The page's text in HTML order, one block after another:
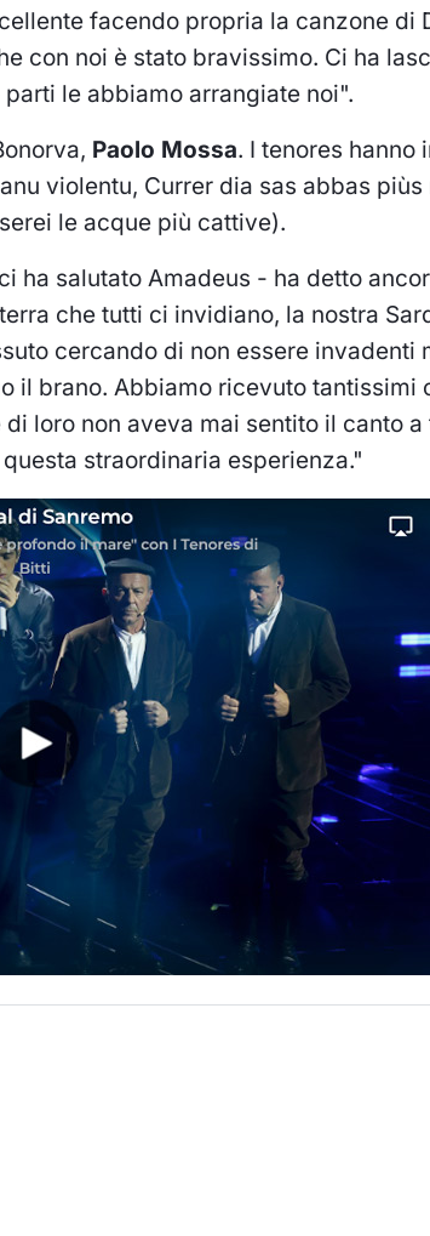
facendo propria la canzone di
con noi è stato bravissimo. Ci ha
le abbiamo arrangiate noi".
Paolo Mossa. I tenores hanno
violentu, Currer dia sas abbas piùs
le acque più cattive).
ha salutato Amadeus - ha detto
che tutti ci invidiano, la nostra
cercando di non essere invadenti
il brano. Abbiamo ricevuto tantissimi
loro non aveva mai sentito il canto a
straordinaria esperienza."